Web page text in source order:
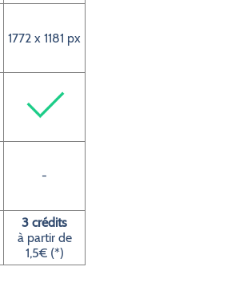
1772 x 1181 px
-
3 crédits
à partir de
1,5€ (*)